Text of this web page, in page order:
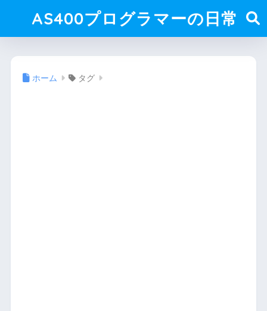
AS400プログラマーの日常
ホーム タグ